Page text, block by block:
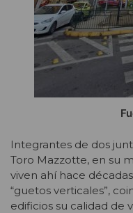
Integrantes de dos
Toro Mazzotte, en su
viven ahí hace
“guetos verticales”,
edificios su calidad de